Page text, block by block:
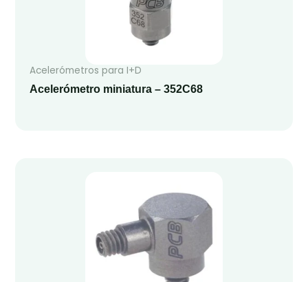
Acelerómetros para I+D
Acelerómetro miniatura – 352C68